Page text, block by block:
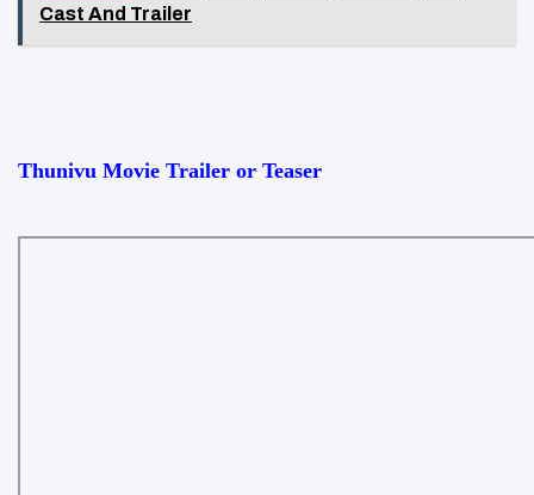
Cast And Trailer
Thunivu Movie Trailer or Teaser